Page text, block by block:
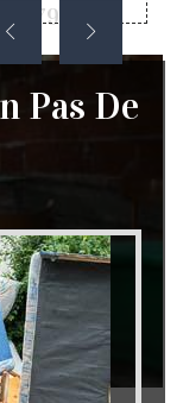
79
Pas De